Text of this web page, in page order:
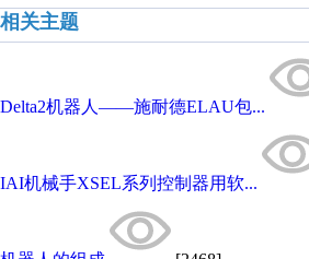
相关主题
Delta2机器人——施耐德ELAU包...
IAI机械手XSEL系列控制器用软...